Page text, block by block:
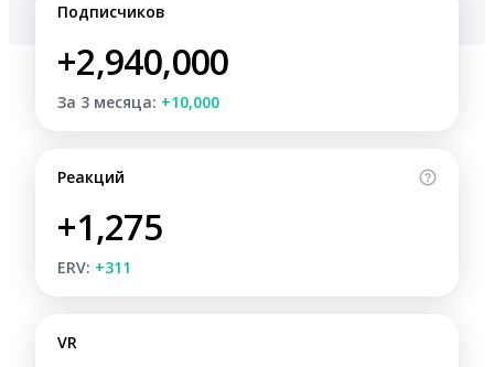
Подписчиков
+2,940,000
За 3 месяца: +10,000
Реакций
+1,275
ERV: +311
VR